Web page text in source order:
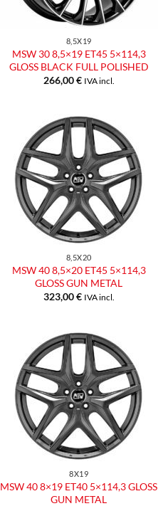
8,5X19
MSW 30 8,5×19 ET45 5×114,3
GLOSS BLACK FULL POLISHED
266,00€ IVA incl.
Aggiungi
alla lista
dei
desideri
8,5X20
MSW 40 8,5×20 ET45 5×114,3
GLOSS GUN METAL
323,00€ IVA incl.
Aggiungi
alla lista
dei
desideri
8X19
MSW 40 8×19 ET40 5×114,3 GLOSS
GUN METAL